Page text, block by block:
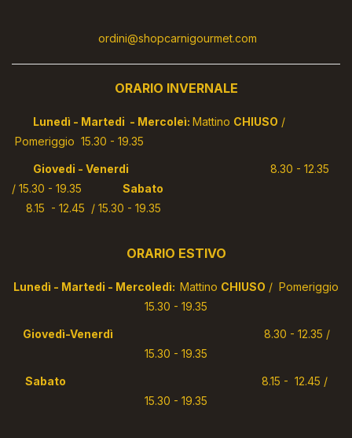
ordini@shopcarnigourmet.com
ORARIO INVERNALE
Lunedì - Martedi - Mercoleì: Mattino CHIUSO /
Pomeriggio 15.30 - 19.35
Giovedi - Venerdi 8.30 - 12.35
/ 15.30 - 19.35
Sabato
8.15 - 12.45 / 15.30 - 19.35
ORARIO ESTIVO
Lunedì - Martedi - Mercoledì: Mattino CHIUSO / Pomeriggio
15.30 - 19.35
Giovedì-Venerdì 8.30 - 12.35 /
15.30 - 19.35
Sabato 8.15 - 12.45 /
15.30 - 19.35